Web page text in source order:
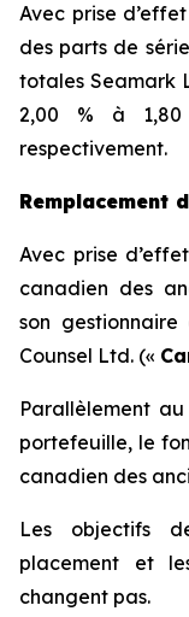
Avec prise
des parts de
totales Seamark
2,00 % à
respectivement.
Remplacement
Avec prise
canadien des
son
Counsel Ltd. («
Parallèlement
portefeuille, le
canadien des
Les objectifs
placement et
changent pas.